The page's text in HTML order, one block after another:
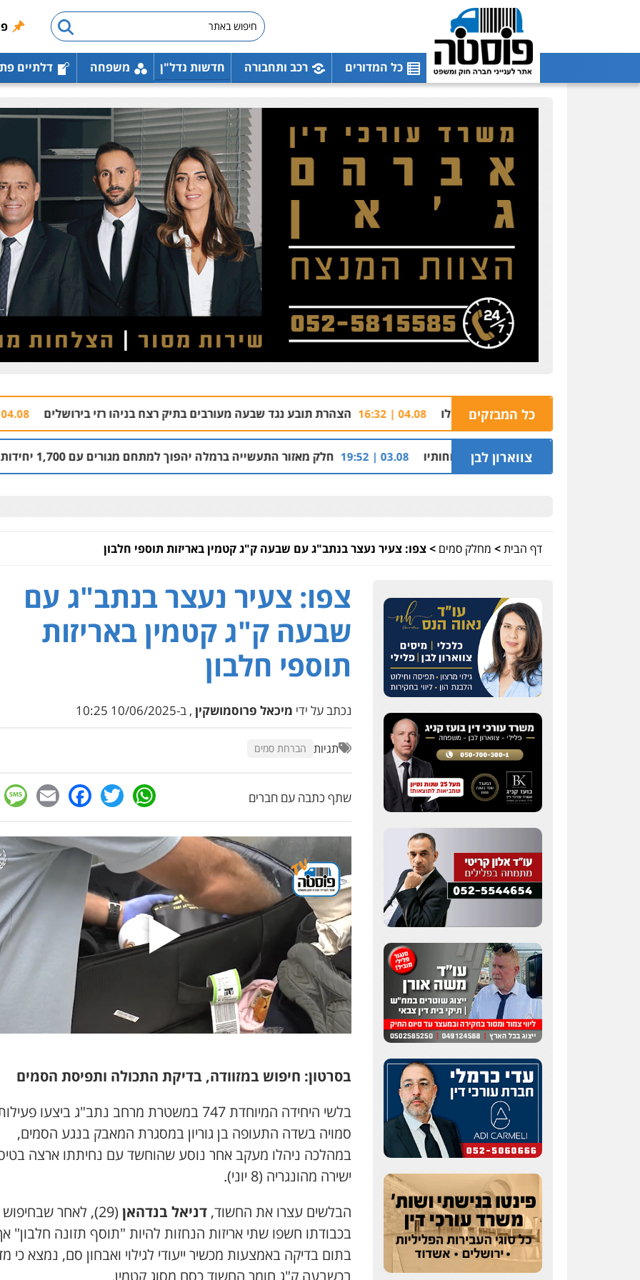
כל המדורים רכב ותחבורה חדשות נדל"ן משפחה דלתיים
כל המבזקים
04.08 | 16:32 הצהרת תובע נגד שבעה מעורבים בתיק רצח בניהו רזי בירושלים 04.08 | 13:37 עורך
צווארון לבןעל דירה השייכת לקוחותיו 03.08 | 19:52 חלק מאזור התעשייה ברמלה יהפוך למתחם מגורים עם 1,700 יחידות דיור 03.08 | 14:00
דף הבית> מחלק סמים >צפו: צעיר נעצר בנתב"ג עם שבעה ק"ג קטמין באריזות תוספי חלבון
עו"ד אלון קריטי
פלילי כלכלי אלימות
סמים מעצרים
0525544654
שני אלגרבלי – משרד
עורכי דין
פלילי עורכי דין לענייני
אסירים תעבורה
0507120031
עו"ד רונן בנדל
משפט פלילי פשיעה
חמורה פלילי
0524282442
צפו: צעיר נעצר בנתב"ג עם
שבעה ק"ג קטמין באריזות
תוספי חלבון
נכתב על ידי מיכאל פרוסמושקין , ב-10/06/2025 10:25
תגיות הברחת סמים
שתף כתבה עם חברים WhatsApp
Twitter
בסרטון: חיפוש במזוודה, בדיקת התכולה ותפיסת הסמים
בלשי היחידה המיוחדת 747 במשטרת מרחב נתב"ג ביצעו
סמויה בשדה התעופה בן גוריון במסגרת המאבק בנגע הסמים,
במהלכה ניהלו מעקב אחר נוסע שהוחשד עם נחיתתו ארצה
ישירה מהונגריה (8 יוני).
הבלשים עצרו את החשוד,דניאל בנדהאן
(29), לאחר שבחיפוש
בכבודתו חשפו שתי אריזות הנחזות להיות "תוסף תזונה חלבון"
בתום בדיקה באמצעות מכשיר ייעודי לגילוי ואבחון סם, נמצא כי
בכשבעה ק"ג חומר החשוד כסם מסוג קטמין.